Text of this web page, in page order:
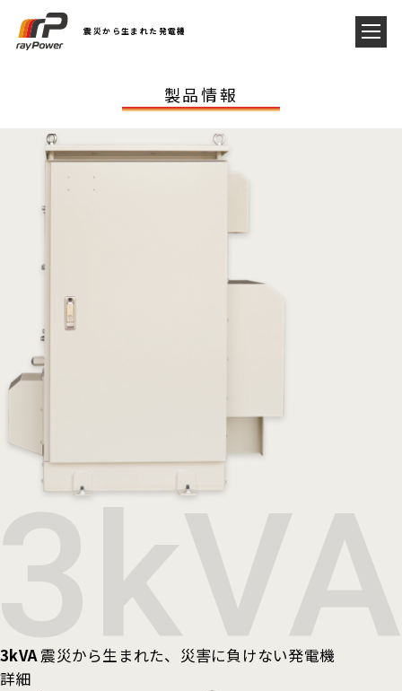
震災から生まれた発電機
製品情報
3kVA 震災から生まれた、災害に負けない発電機
詳細